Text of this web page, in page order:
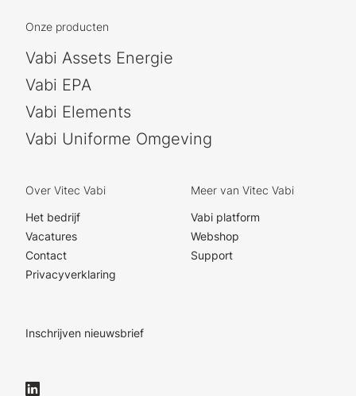
Onze producten
Vabi Assets Energie
Vabi EPA
Vabi Elements
Vabi Uniforme Omgeving
Over Vitec Vabi
Het bedrijf
Vacatures
Contact
Privacyverklaring
Meer van Vitec Vabi
Vabi platform
Webshop
Support
Inschrijven nieuwsbrief